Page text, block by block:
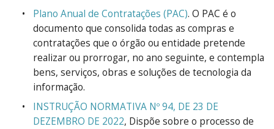
Plano Anual de Contratações (PAC). O PAC é o
documento que consolida todas as compras e
contratações que o órgão ou entidade pretende
realizar ou prorrogar, no ano seguinte, e contempla
bens, serviços, obras e soluções de tecnologia da
informação.
INSTRUÇÃO NORMATIVA Nº 94, DE 23 DE
DEZEMBRO DE 2022, Dispõe sobre o processo de